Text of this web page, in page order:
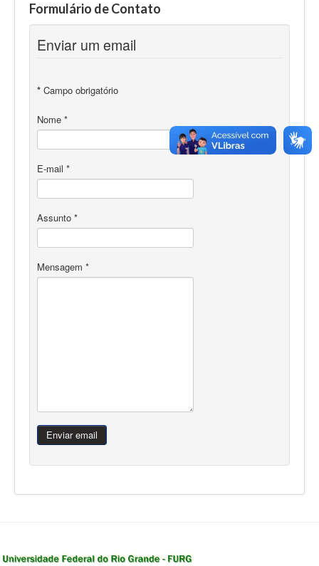
Formulário de Contato
Enviar um email
* Campo obrigatório
Nome *
E-mail *
Assunto *
Mensagem *
Enviar email